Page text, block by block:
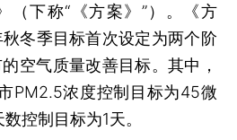
（下称“《方案》”）。《方
冬季目标首次设定为两个阶
空气质量改善目标。其中，
PM2.5浓度控制目标为45微
控制目标为1天。